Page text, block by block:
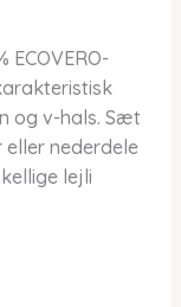
ECOVERO-
og v-hals. Sæt
eller nederdele
lejli